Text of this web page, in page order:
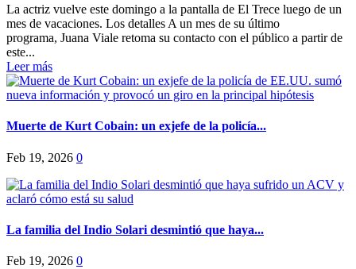
La actriz vuelve este domingo a la pantalla de El Trece luego de un
mes de vacaciones. Los detalles A un mes de su último
programa, Juana Viale retoma su contacto con el público a partir de
este...
Leer más
Muerte de Kurt Cobain: un exjefe de la policía...
Feb 19, 2026 0
La familia del Indio Solari desmintió que haya...
Feb 19, 2026 0